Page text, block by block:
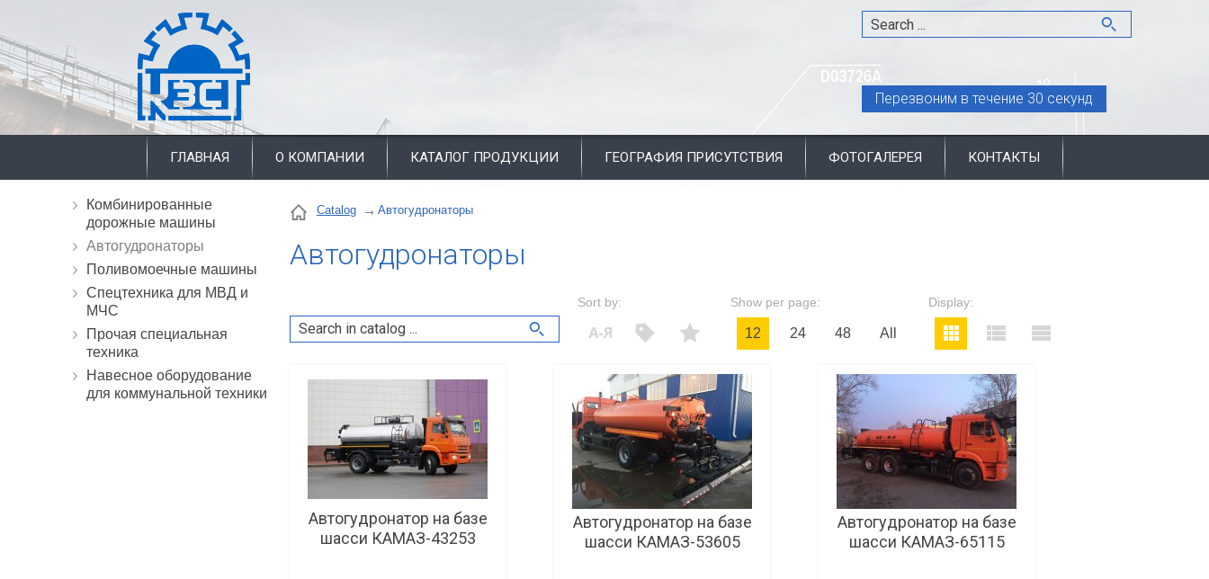
Перезвоним в течение 30 секунд
ГЛАВНАЯ О КОМПАНИИ КАТАЛОГ ПРОДУКЦИИ ГЕОГРАФИЯ ПРИСУТСТВИЯ ФОТОГАЛЕРЕЯ КОНТАКТЫ
Комбинированные
дорожные машины
Автогудронаторы
Поливомоечные машины
Cпецтехника для МВД и
МЧС
Прочая специальная
техника
Навесное оборудование
для коммунальной техники
Catalog Автогудронаторы
Автогудронаторы
Sort by: Show per page:
12 24 48 All
Display:
Автогудронатор на базе
шасси КАМАЗ-43253
Автогудронатор на базе
шасси КАМАЗ-53605
Автогудронатор на базе
шасси КАМАЗ-65115